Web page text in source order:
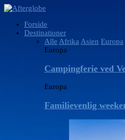
Forside
Destinationer
Alle Afrika Asien Europa
Europa
Campingferie ved
Europa
Familievenlig